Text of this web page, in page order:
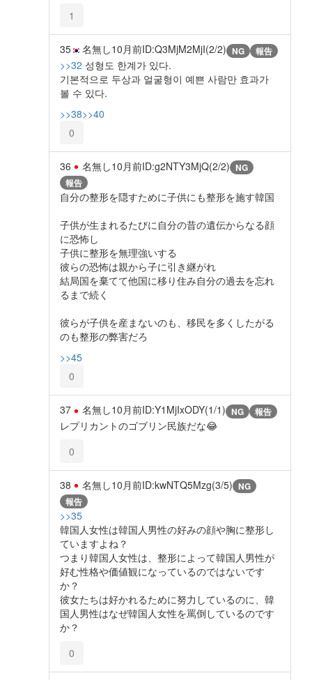
1
35 名無し10月前ID:Q3MjM2MjI(2/2) NG 報告
>>32 성형도 한계가 있다.
기본적으로 두상과 얼굴형이 예쁜 사람만 효과가
볼 수 있다.
>>38>>40
0
36 名無し10月前ID:g2NTY3MjQ(2/2) NG
報告
自分の整形を隠すために子供にも整形を施す韓国
子供が生まれるたびに自分の昔の遺伝からなる顔
に恐怖し
子供に整形を無理強いする
彼らの恐怖は親から子に引き継がれ
結局国を棄てて他国に移り住み自分の過去を忘れ
るまで続く
彼らが子供を産まないのも、移民を多くしたがる
のも整形の弊害だろ
>>45
0
37 名無し10月前ID:Y1MjIxODY(1/1) NG 報告
レプリカントのゴブリン民族だな😂
0
38 名無し10月前ID:kwNTQ5Mzg(3/5) NG
報告
>>35
韓国人女性は韓国人男性の好みの顔や胸に整形し
ていますよね？
つまり韓国人女性は、整形によって韓国人男性が
好む性格や価値観になっているのではないです
か？
彼女たちは好かれるために努力しているのに、韓
国人男性はなぜ韓国人女性を罵倒しているのです
か？
0